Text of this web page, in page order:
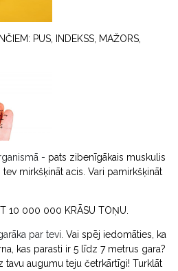
PUS, INDEKSS, MAŽORS,
- pats zibenīgākais muskulis
mirkšķināt acis. Vari pamirkšķināt
10 000 000 KRĀSU TOŅU.
par tevi. Vai spēj iedomāties, ka
kas parasti ir 5 līdz 7 metrus gara?
tavu augumu teju četrkārtīgi! Turklāt